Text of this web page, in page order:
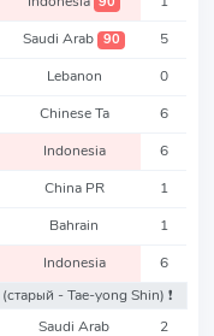
Saudi Arab 90 5
Lebanon 0
Chinese Ta 6
Indonesia 6
China PR 1
Bahrain 1
Indonesia
6
(старый - Tae-yong Shin) ❗️
Saudi Arab 2